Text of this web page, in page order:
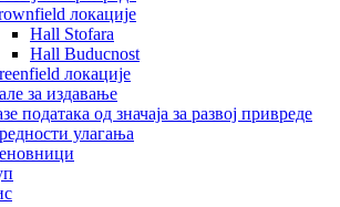
локације
Hall Stofara
Hall Buducnost
локације
за издавање
података од значаја за развој привреде
улагања